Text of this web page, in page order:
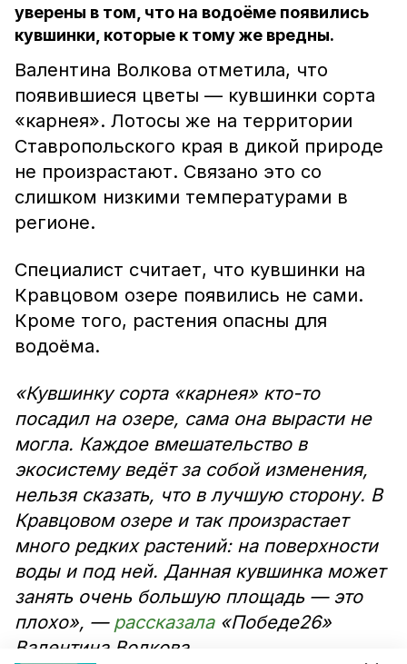
уверены в том, что на водоёме появились
кувшинки, которые к тому же вредны.
Валентина Волкова отметила, что
появившиеся цветы — кувшинки сорта
«карнея». Лотосы же на территории
Ставропольского края в дикой природе
не произрастают. Связано это со
слишком низкими температурами в
регионе.
Специалист считает, что кувшинки на
Кравцовом озере появились не сами.
Кроме того, растения опасны для
водоёма.
«Кувшинку сорта «карнея» кто-то
посадил на озере, сама она вырасти не
могла. Каждое вмешательство в
экосистему ведёт за собой изменения,
нельзя сказать, что в лучшую сторону. В
Кравцовом озере и так произрастает
много редких растений: на поверхности
воды и под ней. Данная кувшинка может
занять очень большую площадь — это
плохо», — рассказала «Победе26»
Валентина Волкова.